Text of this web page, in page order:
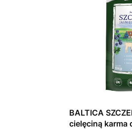
BALTICA
cielęciną karma